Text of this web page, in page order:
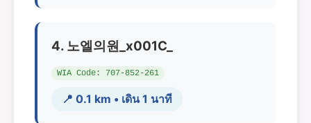
4. 노엘의원_x001C_
WIA Code: 707-852-261
📍 0.1 km • เดิน 1 นาที